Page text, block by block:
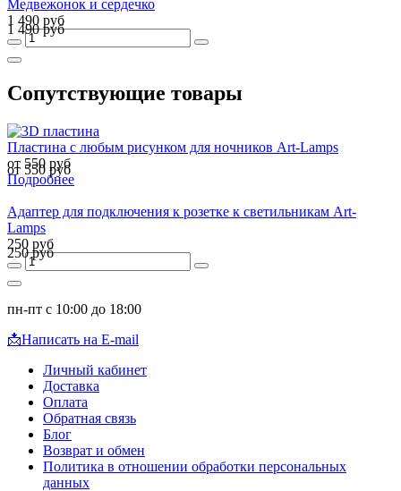
Медвежонок и сердечко
1 490 руб
1 490 руб
Сопутствующие товары
Пластина с любым рисунком для ночников Art-Lamps
от 550 руб
от 550 руб
Подробнее
Адаптер для подключения к розетке к светильникам Art-
Lamps
250 руб
250 руб
пн-пт с 10:00 до 18:00
📩Написать на E-mail
Личный кабинет
Доставка
Оплата
Обратная связь
Блог
Возврат и обмен
Политика в отношении обработки персональных
данных